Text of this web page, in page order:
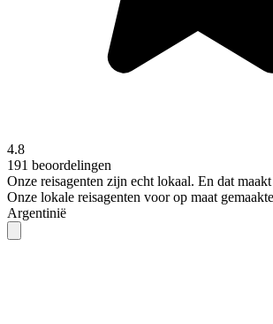
4.8
191 beoordelingen
Onze reisagenten zijn echt lokaal. En dat maakt
Onze lokale reisagenten voor op maat
Argentinië